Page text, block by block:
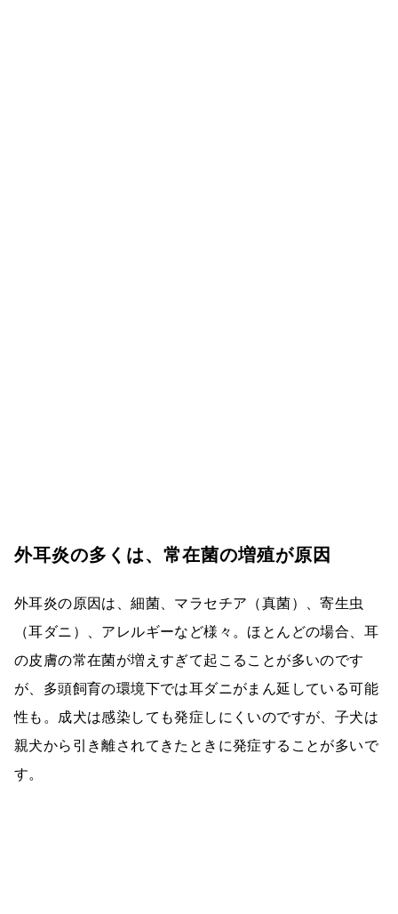
外耳炎の多くは、常在菌の増殖が原因
外耳炎の原因は、細菌、マラセチア（真菌）、寄生虫
（耳ダニ）、アレルギーなど様々。ほとんどの場合、耳
の皮膚の常在菌が増えすぎて起こることが多いのです
が、多頭飼育の環境下では耳ダニがまん延している可能
性も。成犬は感染しても発症しにくいのですが、子犬は
親犬から引き離されてきたときに発症することが多いで
す。